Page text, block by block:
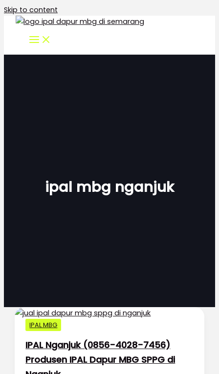
Skip to content
ipal mbg nganjuk
IPAL MBG
IPAL Nganjuk (0856-4028-7456)
Produsen IPAL Dapur MBG SPPG di